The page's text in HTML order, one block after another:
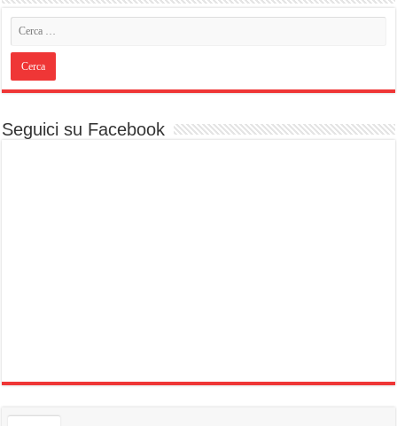
Seguici su Facebook